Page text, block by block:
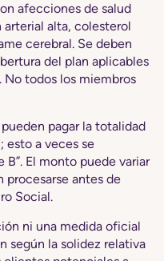
afecciones de salud
alta, colesterol
cerebral. Se deben
del plan aplicables
No todos los miembros
pagar la totalidad
esto a veces se
B”. El monto puede variar
procesarse antes de
Social.
ni una medida oficial
según la solidez relativa